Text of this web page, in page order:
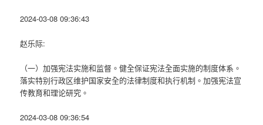
2024-03-08 09:36:43
赵乐际:
（一）加强宪法实施和监督。健全保证宪法全面实施的制度体系。
落实特别行政区维护国家安全的法律制度和执行机制。加强宪法宣
传教育和理论研究。
2024-03-08 09:36:54